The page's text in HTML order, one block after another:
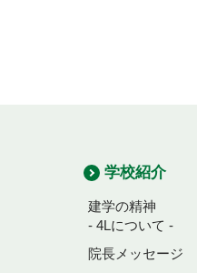
学校紹介
建学の精神
- 4Lについて -
院長メッセージ